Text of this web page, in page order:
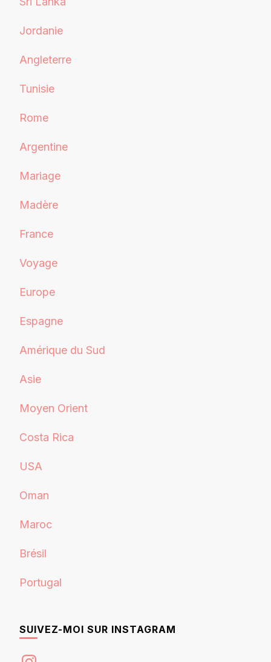
Jordanie
Angleterre
Tunisie
Rome
Argentine
Mariage
Madère
France
Voyage
Europe
Espagne
Amérique du Sud
Asie
Moyen Orient
Costa Rica
USA
Oman
Maroc
Brésil
Portugal
SUIVEZ-MOI SUR INSTAGRAM
Instagram